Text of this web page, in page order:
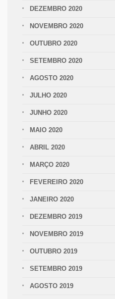
DEZEMBRO 2020
NOVEMBRO 2020
OUTUBRO 2020
SETEMBRO 2020
AGOSTO 2020
JULHO 2020
JUNHO 2020
MAIO 2020
ABRIL 2020
MARÇO 2020
FEVEREIRO 2020
JANEIRO 2020
DEZEMBRO 2019
NOVEMBRO 2019
OUTUBRO 2019
SETEMBRO 2019
AGOSTO 2019